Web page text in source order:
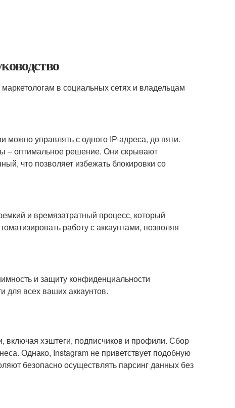
в социальных сетях и владельцам
можно управлять с одного IP-адреса, до пяти.
– оптимальное решение. Они скрывают
что позволяет избежать блокировки со
и времязатратный процесс, который
работу с аккаунтами, позволяя
и защиту конфиденциальности
для всех ваших аккаунтов.
включая хэштеги, подписчиков и профили. Сбор
Однако, Instagram не приветствует подобную
безопасно осуществлять парсинг данных без